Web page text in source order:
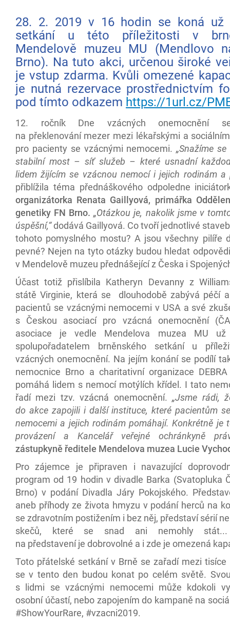
28. 2. 2019 v 16 hodin se koná už
setkání u této příležitosti v
Mendelově muzeu MU (Mendlovo
Brno). Na tuto akci, určenou široké
je vstup zdarma. Kvůli omezené
je nutná rezervace prostřednictvím
pod tímto odkazem https://1url.cz/
12. ročník Dne vzácných onemocnění
na překlenování mezer mezi lékařskými a
pro pacienty se vzácnými nemocemi. „Snažíme
stabilní most – síť služeb – které usnadní
lidem žijícím se vzácnou nemocí i jejich rodinám a
přiblížila téma přednáškového odpoledne
organizátorka Renata Gaillyová, primářka
genetiky FN Brno. „Otázkou je, nakolik jsme v
úspěšní,“dodává Gaillyová. Co tvoří jednotlivé
tohoto pomyslného mostu? A jsou všechny pilíře
pevné? Nejen na tyto otázky budou hledat
v Mendelově muzeu přednášející z Česka i
Účast totiž přislíbila Katheryn Devanny z
státě Virginie, která se dlouhodobě zabývá péčí
pacientů se vzácnými nemocemi v USA a své
s Českou asociací pro vzácná onemocnění
asociace je vedle Mendelova muzea MU už
spolupořadatelem brněnského setkání u
vzácných onemocnění. Na jejím konání se podílí
nemocnice Brno a charitativní organizace
pomáhá lidem s nemocí motýlích křídel. I tato
řadí mezi tzv. vzácná onemocnění.„Jsme rádi,
do akce zapojili i další instituce, které pacientům
nemocemi a jejich rodinám pomáhají. Konkrétně je
provázení a Kancelář veřejné ochránkyně
zástupkyně ředitele Mendelova muzea Lucie
Pro zájemce je připraven i navazující
program od 19 hodin v divadle Barka (Svatopluka
Brno) v podání Divadla Járy Pokojského.
aneb příhody ze života hmyzu v podání herců na
se zdravotním postižením i bez něj, představí sérií
skečů, které se snad ani nemohly stát...
na představení je dobrovolné a i zde je omezená
Toto přátelské setkání v Brně se zařadí mezi tisíce
se v tento den budou konat po celém světě.
s lidmi se vzácnými nemocemi může kdokoli
osobní účastí, nebo zapojením do kampaně na
#ShowYourRare, #vzacni2019.